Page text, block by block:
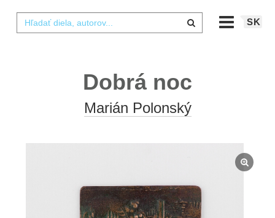
SK
Dobrá noc
Marián Polonský